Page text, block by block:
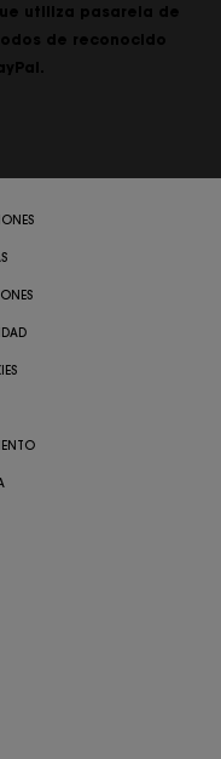
utiliza pasarela de
de reconocido